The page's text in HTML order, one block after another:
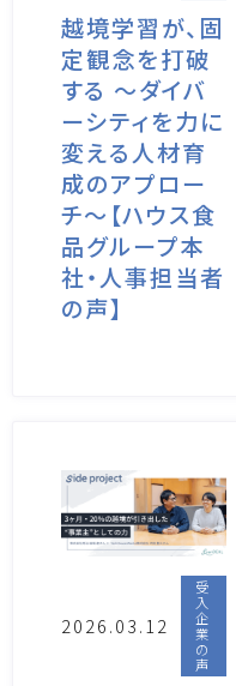
越境学習が、固
定観念を打破
する 〜ダイバ
ーシティを力に
変える人材育
成のアプロー
チ〜【ハウス食
品グループ本
社・人事担当者
の声】
2026.03.12
受
入
企
業
の
声